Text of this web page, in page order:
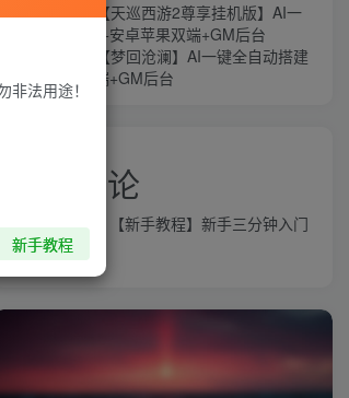
MT3换皮MH【天巡西游2尊享挂机版】AI一
键全自动搭建+安卓苹果双端+GM后台
MT3换皮MH【梦回沧澜】AI一键全自动搭建
+安卓苹果双端+GM后台
近期评论
益群网发表在
【新手教程】新手三分钟入门
AI全自动搭建
法用途！
新手教程